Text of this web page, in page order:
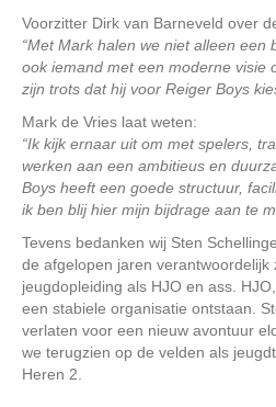
Voorzitter Dirk van Barneveld over
“Met Mark halen we niet alleen een
ook iemand met een moderne visie
zijn trots dat hij voor Reiger Boys
Mark de Vries laat weten:
“Ik kijk ernaar uit om met spelers,
werken aan een ambitieus en
Boys heeft een goede structuur,
ik ben blij hier mijn bijdrage aan te
Tevens bedanken wij Sten
de afgelopen jaren verantwoordelijk
jeugdopleiding als HJO en ass.
een stabiele organisatie ontstaan.
verlaten voor een nieuw avontuur
we terugzien op de velden als
Heren 2.